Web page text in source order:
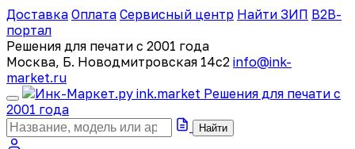
Доставка Оплата Сервисный центр Найти ЗИП B2B-
портал
Решения для печати с 2001 года
Москва, Б. Новодмитровская 14с2 info@ink-
market.ru
ink.market Решения для печати с
2001 года
Найти